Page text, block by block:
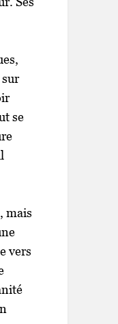
se
mais
vers